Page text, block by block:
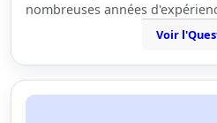
nombreuses années
Voir